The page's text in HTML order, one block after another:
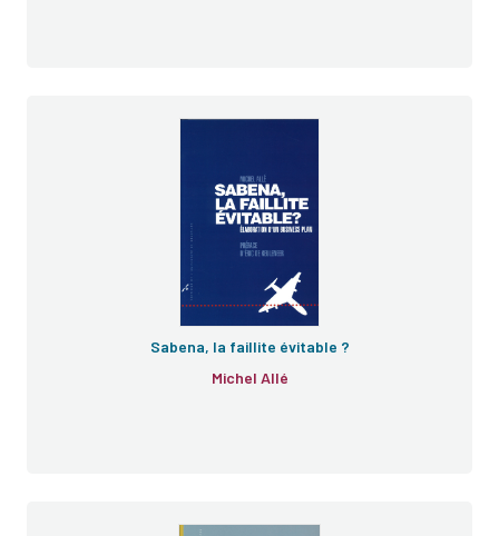
Sabena, la faillite évitable ?
Michel Allé